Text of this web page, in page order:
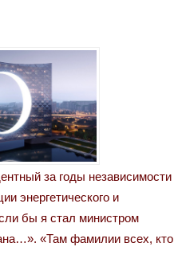
за годы независимости
энергетического и
бы я стал министром
«Там фамилии всех, кто